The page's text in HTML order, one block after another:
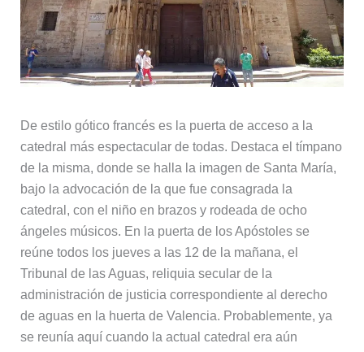
De estilo gótico francés es la puerta de acceso a la
catedral más espectacular de todas. Destaca el tímpano
de la misma, donde se halla la imagen de Santa María,
bajo la advocación de la que fue consagrada la
catedral, con el niño en brazos y rodeada de ocho
ángeles músicos. En la puerta de los Apóstoles se
reúne todos los jueves a las 12 de la mañana, el
Tribunal de las Aguas, reliquia secular de la
administración de justicia correspondiente al derecho
de aguas en la huerta de Valencia. Probablemente, ya
se reunía aquí cuando la actual catedral era aún